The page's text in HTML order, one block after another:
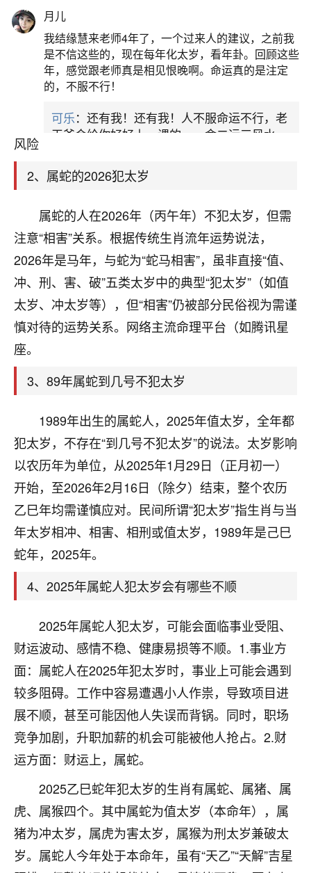
月、四月、五月、十月和十二月。具体来说：1.正
月：这个月份对于属蛇的人来说，可能会遇到一些
突发的变故，需要特别小心应对，保持冷静和理
智。2.三月：在农历三月，属蛇的人可能会遭遇是
非小人的困扰，建议保持低调，避免卷入不必要的
纷争。3.四月：这个月份属蛇的人需要警惕破财的
风险
2、属蛇的2026犯太岁
属蛇的人在2026年（丙午年）不犯太岁，但需
注意“相害”关系。根据传统生肖流年运势说法，
2026年是马年，与蛇为“蛇马相害”，虽非直接“值、
冲、刑、害、破”五类太岁中的典型“犯太岁”（如值
太岁、冲太岁等），但“相害”仍被部分民俗视为需谨
慎对待的运势关系。网络主流命理平台（如腾讯星
座。
3、89年属蛇到几号不犯太岁
1989年出生的属蛇人，2025年值太岁，全年都
犯太岁，不存在“到几号不犯太岁”的说法。太岁影响
以农历年为单位，从2025年1月29日（正月初一）
开始，至2026年2月16日（除夕）结束，整个农历
乙巳年均需谨慎应对。民间所谓“犯太岁”指生肖与当
年太岁相冲、相害、相刑或值太岁，1989年是己巳
蛇年，2025年。
4、2025年属蛇人犯太岁会有哪些不顺
2025年属蛇人犯太岁，可能会面临事业受阻、
财运波动、感情不稳、健康易损等不顺。1.事业方
面：属蛇人在2025年犯太岁时，事业上可能会遇到
较多阻碍。工作中容易遭遇小人作祟，导致项目进
展不顺，甚至可能因他人失误而背锅。同时，职场
竞争加剧，升职加薪的机会可能被他人抢占。2.财
运方面：财运上，属蛇。
2025乙巳蛇年犯太岁的生肖有属蛇、属猪、属
虎、属猴四个。其中属蛇为值太岁（本命年），属
猪为冲太岁，属虎为害太岁，属猴为刑太岁兼破太
岁。属蛇人今年处于本命年，虽有“天乙”“天解”吉星
月儿
我结缘慧来老师4年了，一个过来人的建议，之前我
是不信这些的，现在每年化太岁，看年卦。回顾这些
年，感觉跟老师真是相见恨晚啊。命运真的是注定
的，不服不行！
可乐：还有我！还有我！人不服命运不行，老
天爷会给你好好上一课的。一命二运三风水，
平安是福 ：我也是每年找老师化太岁，看年
卦，认识老师3年了，都是缘分啊！
17分钟前 来自湖北 19
心若莲花
我是做餐饮的，这两年，生意屡屡受挫，店开一家关
一家，要么生意不好，生意好的就出事。前些年攒的
家底快败光了，真是倒霉！我也想找人看看到底怎么
回事？
太阳当空赵：我也做餐饮的，生意不算大，但
址、风水、还有开业日子，哪哪都看了，虽然
大环境不好，但是我家生意还可以，前几天又
刚找老师做了补财库，希望财运更好一点！
2小时前 来自海南 18
梦醒时分
我女儿高二叛逆，大半年不上学，一说她就要死要活
的，把我们两口子愁的不行，朋友给我推荐的慧来老
师，一开始我是病急乱投医，这半年来，法事一个个
做完，我女儿跟变了个人一样，不期望她能考多好的
大学，只要能安安稳稳的把书读了，身体心理都健健
鹿森 ：可怜天下父母心啊！
3小时前 来自河北 16
我是公司人事调整，有升迁机会，但同时竞争的我们
三个，找老师的时候是抱着侥幸心理，没想到老师看
着我晋升有望，我半信半疑的按照老师建议，做了化
后，我以为都没戏了，结果开年一上班，开会提拔升
职第一个就是我，职务无所谓，主要是底薪加了
3000，非常开心，无论如何，感恩感谢！🙏🏻
鹿森：恭喜升职加薪！！，请客吗？�